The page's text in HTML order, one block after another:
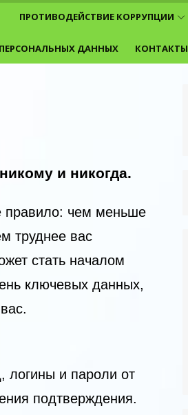
ПРОТИВОДЕЙСТВИЕ КОРРУПЦИИ
ДАННЫХ КОНТАКТЫ
и никогда.
правило: чем меньше
труднее вас
стать началом
ключевых данных,
логины и пароли от
подтверждения.